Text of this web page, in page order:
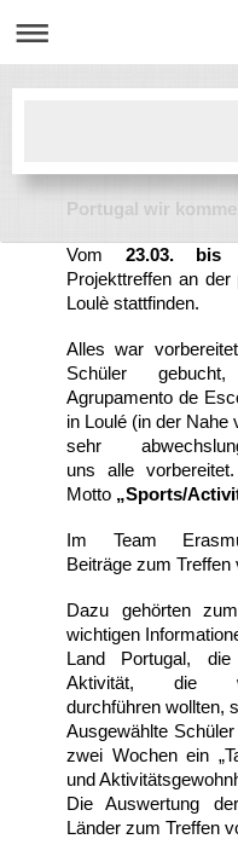
Portugal wir
Vom 23.03. bis
Projekttreffen an
Loulè stattfinden.
Alles war
Schüler
Agrupamento de
in Loulé (in der Nahe
sehr
uns
alle
Motto „Sports/
Im Team
Beiträge zum Treffen
Dazu gehörten
wichtigen
Land Portugal,
Aktivität, die
durchführen wollten,
Ausgewählte
zwei Wochen ein „
und
Die Auswertung
der
Länder zum Treffen